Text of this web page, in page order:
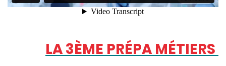
LA 3ÈME PRÉPA MÉTIERS